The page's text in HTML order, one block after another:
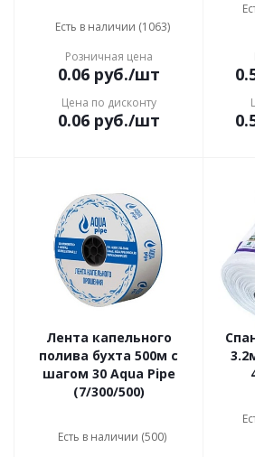
Есть в наличии (1063)
Розничная цена
0.06руб./шт
Цена по дисконту
0.06руб./шт
Лента капельного
полива бухта 500м с
шагом 30 Aqua Pipe
(7/300/500)
Есть в наличии (500)